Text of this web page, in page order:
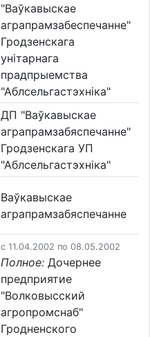
"Ваўкавыскае
аграпрамзабеспечанне"
Гродзенскага
унітарнага
прадпрыемства
"Аблсельгастэхніка"
ДП "Ваўкавыскае
аграпрамзабяспечанне"
Гродзенскага УП
"Аблсельгастэхніка"
Ваўкавыскае
аграпрамзабяспечанне
c 11.04.2002 по 08.05.2002
Полное: Дочернее
предприятие
"Волковысский
агропромснаб"
Гродненского